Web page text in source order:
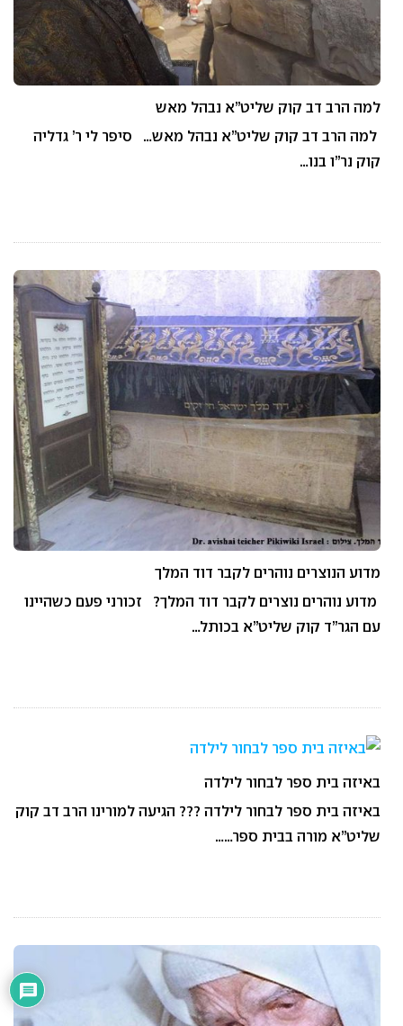
למה הרב דב קוק שליט”א נבהל מאש
למה הרב דב קוק שליט”א נבהל מאש… סיפר לי ר’ גדליה
קוק נר”ו בנו…
מדוע הנוצרים נוהרים לקבר דוד המלך
מדוע נוהרים נוצרים לקבר דוד המלך? זכורני פעם כשהיינו
עם הגר”ד קוק שליט”א בכותל…
באיזה בית ספר לבחור לילדה
באיזה בית ספר לבחור לילדה ??? הגיעה למורינו הרב דב קוק
שליט”א מורה בבית ספר……